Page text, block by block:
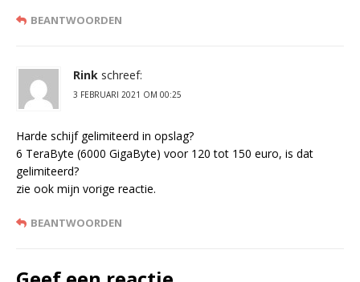
BEANTWOORDEN
Rink schreef:
3 FEBRUARI 2021 OM 00:25
Harde schijf gelimiteerd in opslag?
6 TeraByte (6000 GigaByte) voor 120 tot 150 euro, is dat
gelimiteerd?
zie ook mijn vorige reactie.
BEANTWOORDEN